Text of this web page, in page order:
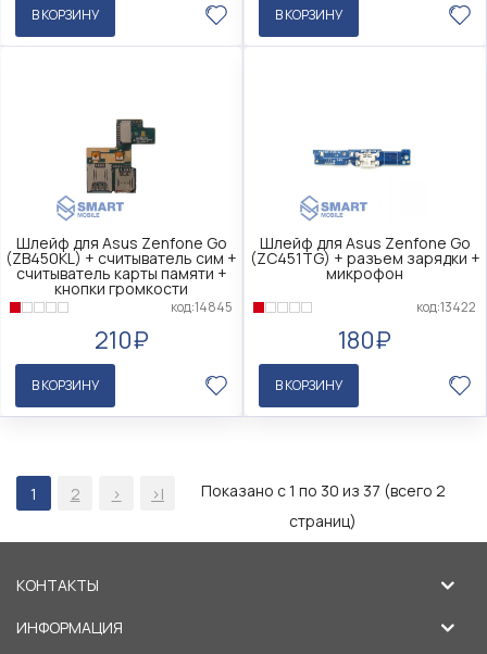
В КОРЗИНУ В КОРЗИНУ
Шлейф для Asus Zenfone Go
(ZB450KL) + считыватель сим +
считыватель карты памяти +
кнопки громкости
код:14845
210₽
В КОРЗИНУ
Шлейф для Asus Zenfone Go
(ZC451TG) + разъем зарядки +
микрофон
код:13422
180₽
В КОРЗИНУ
1 2 > >|
Показано с 1 по 30 из 37 (всего 2
страниц)
КОНТАКТЫ
ИНФОРМАЦИЯ